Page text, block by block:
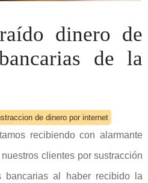
dinero de
de la
de dinero por internet
recibiendo con alarmante
clientes por sustracción
bancarias al haber recibido la